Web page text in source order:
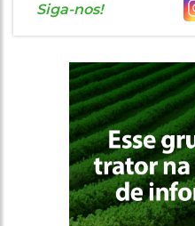
Siga-nos!